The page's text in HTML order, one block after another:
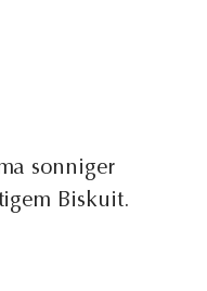
sonniger
Biskuit.